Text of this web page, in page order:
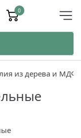
0
из дерева и МДФ